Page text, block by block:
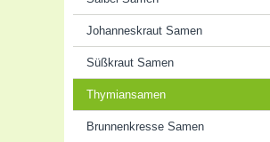
Johanneskraut Samen
Süßkraut Samen
Thymiansamen
Brunnenkresse Samen